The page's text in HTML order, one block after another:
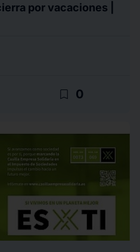
por vacaciones |
bookmark_border 0